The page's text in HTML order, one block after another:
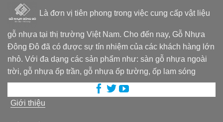
Là đơn vị tiên phong trong việc cung cấp vật liệu
gỗ nhựa tại thị trường Việt Nam. Cho đến nay, Gỗ Nhựa
Đông Đô đã có được sự tín nhiệm của các khách hàng lớn
nhỏ. Với đa dạng các sản phẩm như: sàn gỗ nhựa ngoài
trời, gỗ nhựa ốp trần, gỗ nhựa ốp tường, ốp lam sóng
Giới thiệu